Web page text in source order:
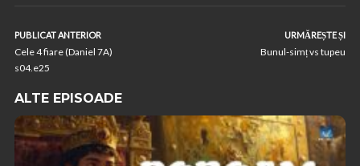
PUBLICAT ANTERIOR
Cele 4 fiare (Daniel 7A)
s04.e25
URMĂREȘTE ȘI
Bunul-simț vs tupeu
ALTE EPISOADE